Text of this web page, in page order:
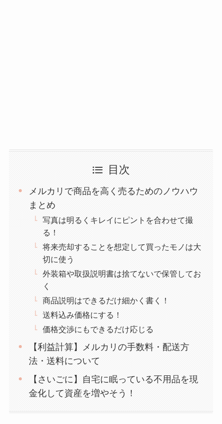
目次
メルカリで商品を高く売るためのノウハウ
まとめ
写真は明るくキレイにピントを合わせて撮
る！
将来売却することを想定して買ったモノは大
切に使う
外装箱や取扱説明書は捨てないで保管してお
く
商品説明はできるだけ細かく書く！
送料込み価格にする！
価格交渉にもできるだけ応じる
【利益計算】メルカリの手数料・配送方
法・送料について
【さいごに】自宅に眠っている不用品を現
金化して資産を増やそう！